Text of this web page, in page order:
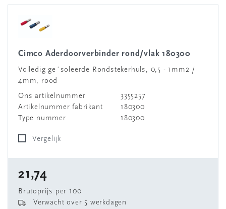
Cimco Aderdoorverbinder rond/vlak 180300
Volledig ge´soleerde Rondstekerhuls, 0,5 - 1mm2 /
4mm, rood
Ons artikelnummer
3355257
Artikelnummer fabrikant
180300
Type nummer
180300
Vergelijk
21,74
Brutoprijs per 100
Verwacht over 5 werkdagen